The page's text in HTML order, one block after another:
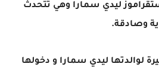
ليدي سمارا وهي تتحدث
وصادقة.
لوالدتها ليدي سمارا و دخولها